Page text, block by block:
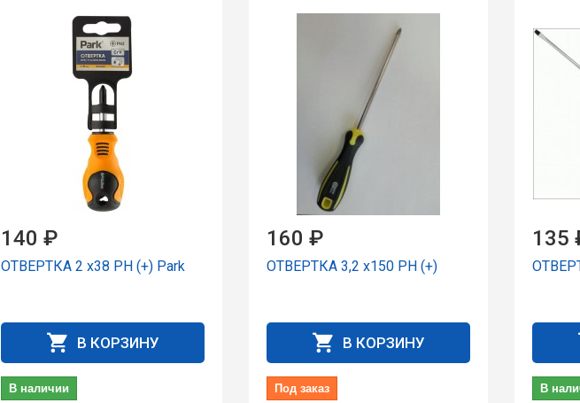
140 ₽
ОТВЕРТКА 2 x38 PH (+) Park
В КОРЗИНУ
В наличии
160 ₽
ОТВЕРТКА 3,2 x150 PH (+)
В КОРЗИНУ
Под заказ
135
В